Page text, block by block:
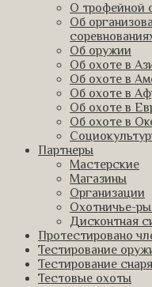
О трофейной
Об
Об оружии
Об охоте в
Об охоте в
Об охоте в
Об охоте в
Об охоте в
Партнеры
Мастерские
Магазины
Организации
Охотничье-
Дисконтная
Протестировано
Тестирование
Тестирование
Тестовые охоты